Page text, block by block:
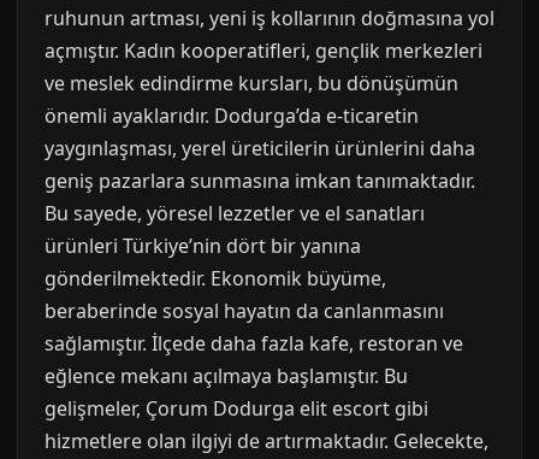
ruhunun artması, yeni iş kollarının doğmasına yol
açmıştır. Kadın kooperatifleri, gençlik merkezleri
ve meslek edindirme kursları, bu dönüşümün
önemli ayaklarıdır. Dodurga’da e-ticaretin
yaygınlaşması, yerel üreticilerin ürünlerini daha
geniş pazarlara sunmasına imkan tanımaktadır.
Bu sayede, yöresel lezzetler ve el sanatları
ürünleri Türkiye’nin dört bir yanına
gönderilmektedir. Ekonomik büyüme,
beraberinde sosyal hayatın da canlanmasını
sağlamıştır. İlçede daha fazla kafe, restoran ve
eğlence mekanı açılmaya başlamıştır. Bu
gelişmeler, Çorum Dodurga elit escort gibi
hizmetlere olan ilgiyi de artırmaktadır. Gelecekte,